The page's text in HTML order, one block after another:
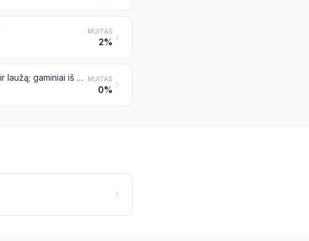
MUITAS
2%
Kieta guma (pavyzdžiui, ebonitas), visų pavidalų, įskaitant atliekas ir laužą; gaminiai iš kietos gumos MUITAS
0%